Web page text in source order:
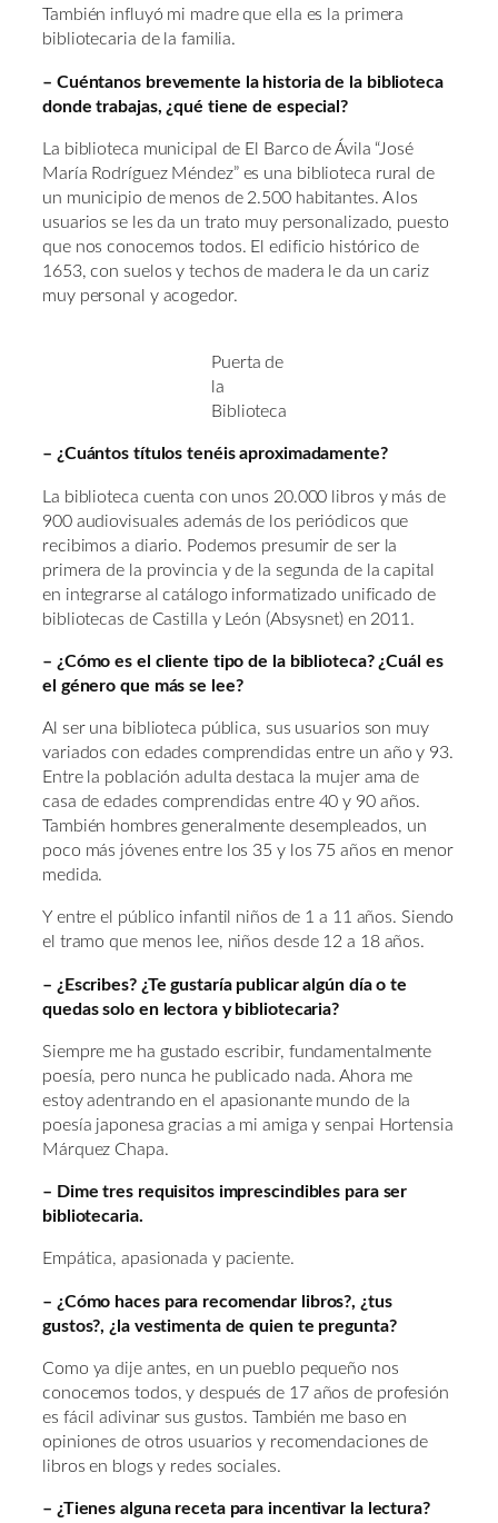
También influyó mi madre que ella es la primera
bibliotecaria de la familia.
– Cuéntanos brevemente la historia de la biblioteca
donde trabajas, ¿qué tiene de especial?
La biblioteca municipal de El Barco de Ávila “José
María Rodríguez Méndez” es una biblioteca rural de
un municipio de menos de 2.500 habitantes. A los
usuarios se les da un trato muy personalizado, puesto
que nos conocemos todos. El edificio histórico de
1653, con suelos y techos de madera le da un cariz
muy personal y acogedor.
Puerta de
la
Biblioteca
– ¿Cuántos títulos tenéis aproximadamente?
La biblioteca cuenta con unos 20.000 libros y más de
900 audiovisuales además de los periódicos que
recibimos a diario. Podemos presumir de ser la
primera de la provincia y de la segunda de la capital
en integrarse al catálogo informatizado unificado de
bibliotecas de Castilla y León (Absysnet) en 2011.
– ¿Cómo es el cliente tipo de la biblioteca? ¿Cuál es
el género que más se lee?
Al ser una biblioteca pública, sus usuarios son muy
variados con edades comprendidas entre un año y 93.
Entre la población adulta destaca la mujer ama de
casa de edades comprendidas entre 40 y 90 años.
También hombres generalmente desempleados, un
poco más jóvenes entre los 35 y los 75 años en menor
medida.
Y entre el público infantil niños de 1 a 11 años. Siendo
el tramo que menos lee, niños desde 12 a 18 años.
– ¿Escribes? ¿Te gustaría publicar algún día o te
quedas solo en lectora y bibliotecaria?
Siempre me ha gustado escribir, fundamentalmente
poesía, pero nunca he publicado nada. Ahora me
estoy adentrando en el apasionante mundo de la
poesía japonesa gracias a mi amiga y senpai Hortensia
Márquez Chapa.
– Dime tres requisitos imprescindibles para ser
bibliotecaria.
Empática, apasionada y paciente.
– ¿Cómo haces para recomendar libros?, ¿tus
gustos?, ¿la vestimenta de quien te pregunta?
Como ya dije antes, en un pueblo pequeño nos
conocemos todos, y después de 17 años de profesión
es fácil adivinar sus gustos. También me baso en
opiniones de otros usuarios y recomendaciones de
libros en blogs y redes sociales.
– ¿Tienes alguna receta para incentivar la lectura?